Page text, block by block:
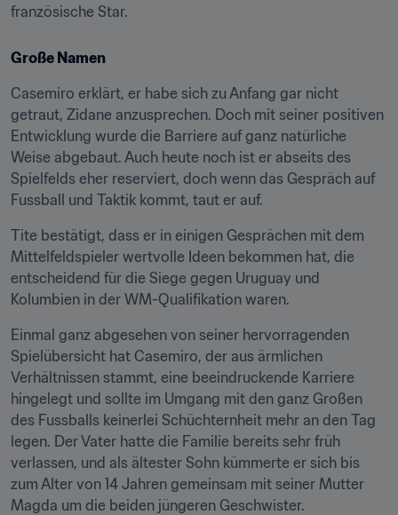
französische Star.
Große Namen
Casemiro erklärt, er habe sich zu Anfang gar nicht
getraut, Zidane anzusprechen. Doch mit seiner positiven
Entwicklung wurde die Barriere auf ganz natürliche
Weise abgebaut. Auch heute noch ist er abseits des
Spielfelds eher reserviert, doch wenn das Gespräch auf
Fussball und Taktik kommt, taut er auf.
Tite bestätigt, dass er in einigen Gesprächen mit dem
Mittelfeldspieler wertvolle Ideen bekommen hat, die
entscheidend für die Siege gegen Uruguay und
Kolumbien in der WM-Qualifikation waren.
Einmal ganz abgesehen von seiner hervorragenden
Spielübersicht hat Casemiro, der aus ärmlichen
Verhältnissen stammt, eine beeindruckende Karriere
hingelegt und sollte im Umgang mit den ganz Großen
des Fussballs keinerlei Schüchternheit mehr an den Tag
legen. Der Vater hatte die Familie bereits sehr früh
verlassen, und als ältester Sohn kümmerte er sich bis
zum Alter von 14 Jahren gemeinsam mit seiner Mutter
Magda um die beiden jüngeren Geschwister.